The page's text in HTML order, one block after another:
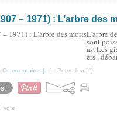
– 1971) : L’arbre des
L’arbre
sont
as. Les
ers ,
Commentaires [ ] - Permalien [#]
vote